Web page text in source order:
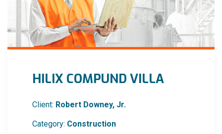
HILIX COMPUND VILLA
Client: Robert Downey, Jr.
Category: Construction